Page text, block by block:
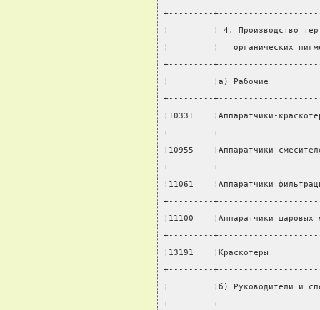
+---------
¦         ¦ 4. Производство
¦         ¦   органических
+---------
¦         ¦а) Рабочие
+---------
¦10331    ¦Аппаратчики-
+---------
¦10955    ¦Аппаратчики
+---------
¦11061    ¦Аппаратчики
+---------
¦11100    ¦Аппаратчики
+---------
¦13191    ¦Краскотеры
+---------
¦         ¦б) Руководители
+---------